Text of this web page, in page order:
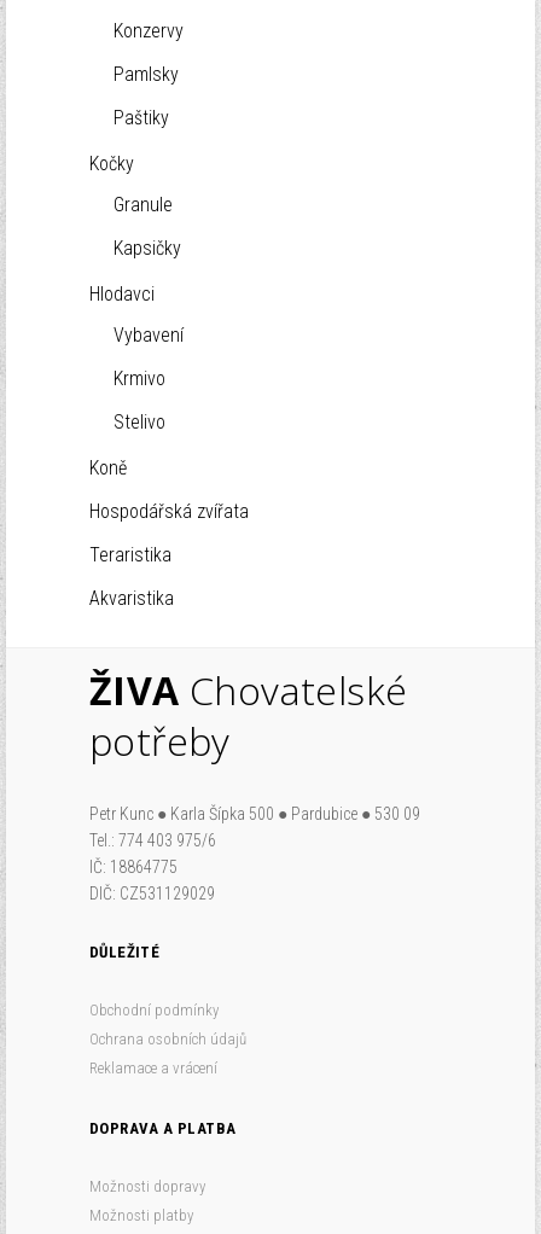
Konzervy
Pamlsky
Paštiky
Kočky
Granule
Kapsičky
Hlodavci
Vybavení
Krmivo
Stelivo
Koně
Hospodářská zvířata
Teraristika
Akvaristika
ŽIVA Chovatelské
potřeby
Petr Kunc ● Karla Šípka 500 ● Pardubice ● 530 09
Tel.: 774 403 975/6
IČ: 18864775
DIČ: CZ531129029
DŮLEŽITÉ
Obchodní podmínky
Ochrana osobních údajů
Reklamace a vrácení
DOPRAVA A PLATBA
Možnosti dopravy
Možnosti platby